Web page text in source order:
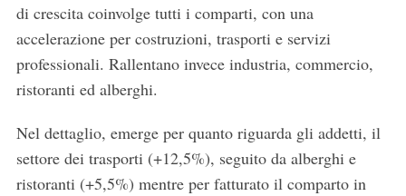
di crescita coinvolge tutti i comparti, con una
accelerazione per costruzioni, trasporti e servizi
professionali. Rallentano invece industria, commercio,
ristoranti ed alberghi.
Nel dettaglio, emerge per quanto riguarda gli addetti, il
settore dei trasporti (+12,5%), seguito da alberghi e
ristoranti (+5,5%) mentre per fatturato il comparto in